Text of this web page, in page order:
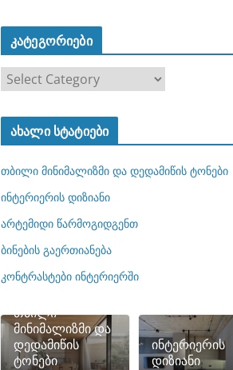
კატეგორიები
ტ
ო
რ
ბ
ი
ახალი სტატიები
თბილი მინიმალიზმი და დედამიწის ტონები
ინტერიერის დიზიანი
არტემიდი წარმოგიდგენთ
ბინების გაერთიანება
კონტრასტები ინტერიერში
თბილი
მინიმალიზმი და
დედამიწის
ტონები
ინტერიერის
დიზიანი